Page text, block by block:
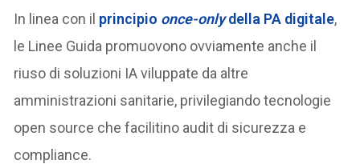
In linea con il principio once-onlydella PA digitale,
le Linee Guida promuovono ovviamente anche il
riuso di soluzioni IA viluppate da altre
amministrazioni sanitarie, privilegiando tecnologie
open source che facilitino audit di sicurezza e
compliance.